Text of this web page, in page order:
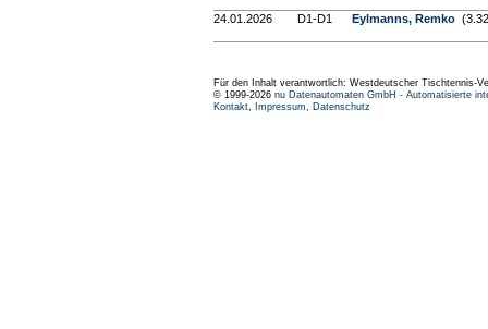
24.01.2026 D1-D1 Eylmanns, Remko
Für den Inhalt verantwortlich: Westdeutscher Tischtennis-
© 1999-2026 nu Datenautomaten GmbH - Automatisierte
Kontakt, Impressum, Datenschutz